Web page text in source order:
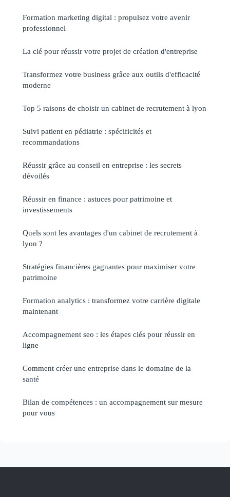
Formation marketing digital : propulsez votre avenir
professionnel
La clé pour réussir votre projet de création d'entreprise
Transformez votre business grâce aux outils d'efficacité
moderne
Top 5 raisons de choisir un cabinet de recrutement à lyon
Suivi patient en pédiatrie : spécificités et
recommandations
Réussir grâce au conseil en entreprise : les secrets
dévoilés
Réussir en finance : astuces pour patrimoine et
investissements
Quels sont les avantages d'un cabinet de recrutement à
lyon ?
Stratégies financières gagnantes pour maximiser votre
patrimoine
Formation analytics : transformez votre carrière digitale
maintenant
Accompagnement seo : les étapes clés pour réussir en
ligne
Comment créer une entreprise dans le domaine de la
santé
Bilan de compétences : un accompagnement sur mesure
pour vous